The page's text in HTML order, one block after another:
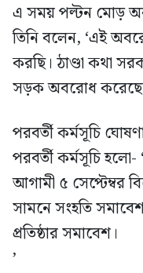
এ সময় পল্টন মোড়
তিনি বলেন, ‘এই
করছি। ঠাণ্ডা কথা
সড়ক অবরোধ করেছেন
পরবর্তী কর্মসূচি
পরবর্তী কর্মসূচি হলো-
আগামী ৫ সেপ্টেম্বর
সামনে সংহতি
প্রতিষ্ঠার সমাবেশ।
’